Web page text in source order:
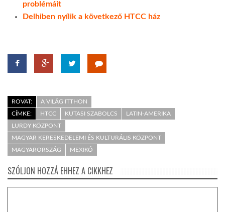
problémáit
Delhiben nyílik a következő HTCC ház
ROVAT:
A VILÁG ITTHON
CÍMKE:
HTCC KUTASI SZABOLCS
LATIN-AMERIKA
LURDY KÖZPONT
MAGYAR KERESKEDELEMI ÉS KULTURÁLIS KÖZPONT
MAGYARORSZÁG
MEXIKÓ
SZÓLJON HOZZÁ EHHEZ A CIKKHEZ